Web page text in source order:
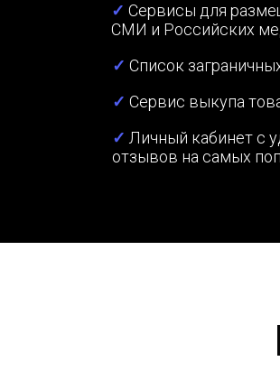
✓ Личный кабинет с
отзывов на самых
✓ Сервис выкупа
✓ Список
✓ Сервисы для
СМИ и Российских